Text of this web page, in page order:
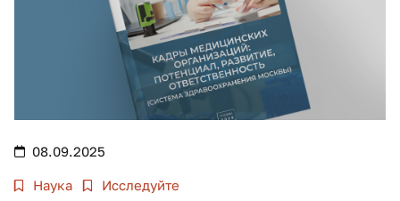
08.09.2025
Наука
Исследуйте